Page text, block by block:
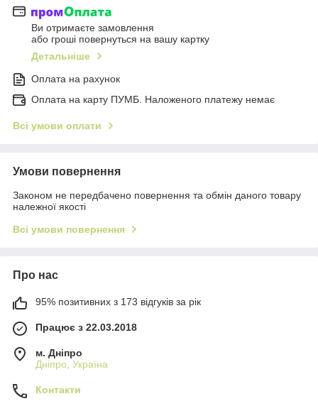
Ви отримаєте замовлення
або гроші повернуться на вашу картку
Детальніше
Оплата на рахунок
Оплата на карту ПУМБ. Наложеного платежу немає
Всі умови оплати
Умови повернення
Законом не передбачено повернення та обмін даного товару
належної якості
Всі умови повернення
Про нас
95% позитивних з 173 відгуків за рік
Працює з 22.03.2018
м. Дніпро
Дніпро, Україна
Контакти